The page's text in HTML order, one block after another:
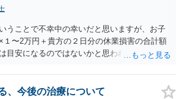
うことで不幸中の幸いだと思いますが、お子
〜2万円＋貴方の２日分の休業損害の合計額
目安になるのではないかと思われます。
、今後の治療について